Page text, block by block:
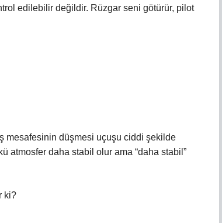
edilebilir değildir. Rüzgar seni götürür, pilot
mesafesinin düşmesi uçuşu ciddi şekilde
atmosfer daha stabil olur ama “daha stabil”
ki?